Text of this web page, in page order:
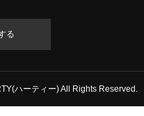
る
ハーティー) All Rights Reserved.